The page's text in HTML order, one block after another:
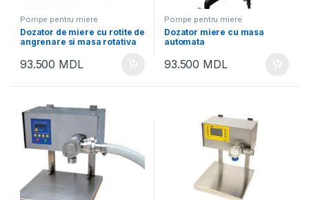
Pompe pentru miere
Dozator de miere cu rotite de
angrenare si masa rotativa
93.500 MDL
Pompe pentru miere
Dozator miere cu masa
automata
93.500 MDL